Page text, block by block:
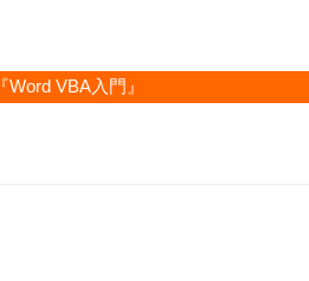
『Word VBA入門』